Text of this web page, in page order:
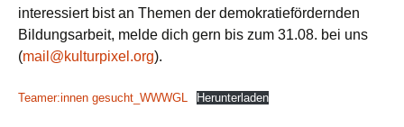
interessiert bist an Themen der demokratiefördernden
Bildungsarbeit, melde dich gern bis zum 31.08. bei uns
(mail@kulturpixel.org).
Teamer:innen gesucht_WWWGL Herunterladen